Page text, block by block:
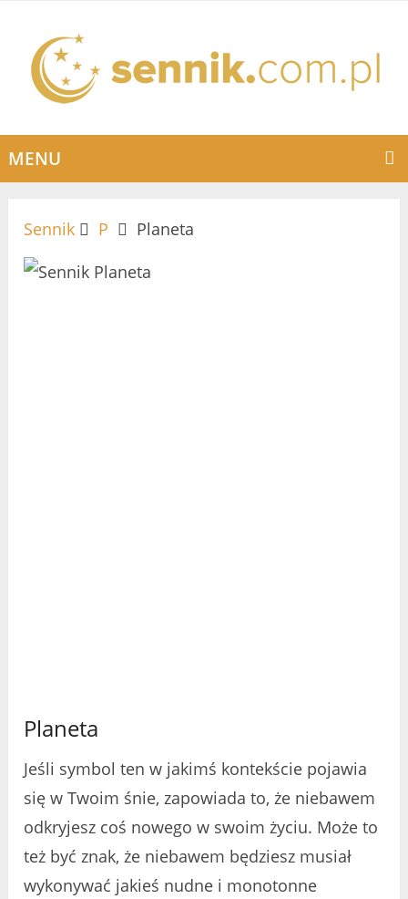
MENU
Sennik P Planeta
Planeta
Jeśli symbol ten w jakimś kontekście pojawia
się w Twoim śnie, zapowiada to, że niebawem
odkryjesz coś nowego w swoim życiu. Może to
też być znak, że niebawem będziesz musiał
wykonywać jakieś nudne i monotonne